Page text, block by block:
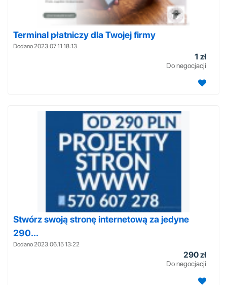
Terminal płatniczy dla Twojej firmy
Dodano 2023.07.11 18:13
1 zł
Do negocjacji
Stwórz swoją stronę internetową za jedyne
290...
Dodano 2023.06.15 13:22
290 zł
Do negocjacji